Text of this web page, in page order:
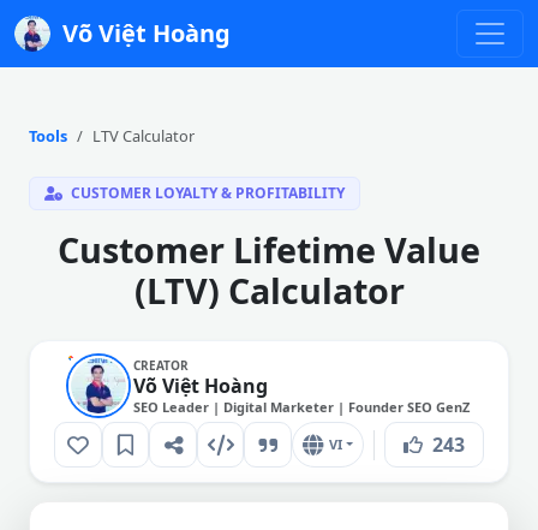
Võ Việt Hoàng
Tools LTV Calculator
CUSTOMER LOYALTY & PROFITABILITY
Customer Lifetime Value
(LTV) Calculator
CREATOR
Võ Việt Hoàng
SEO Leader | Digital Marketer | Founder SEO GenZ
VI 243